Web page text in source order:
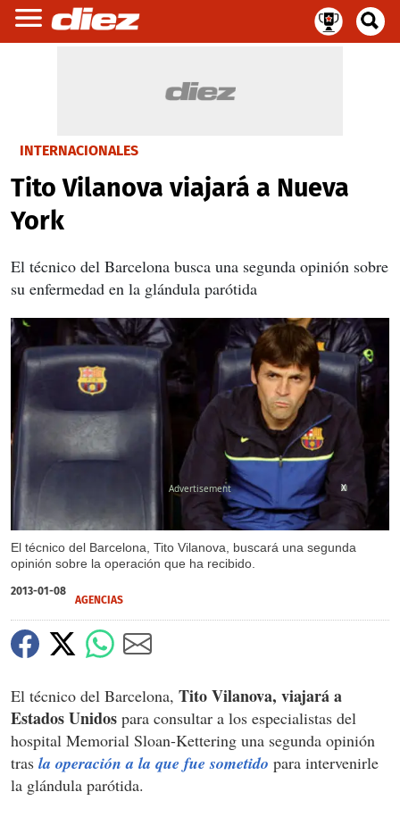
INTERNACIONALES
Tito Vilanova viajará a Nueva
York
El técnico del Barcelona busca una segunda opinión sobre
su enfermedad en la glándula parótida
El técnico del Barcelona, Tito Vilanova, buscará una segunda
opinión sobre la operación que ha recibido.
X
2013-01-08
AGENCIAS
El técnico del Barcelona, Tito Vilanova, viajará a
Estados Unidos para consultar a los especialistas del
hospital Memorial Sloan-Kettering una segunda opinión
tras la operación a la que fue sometido para intervenirle
la glándula parótida.